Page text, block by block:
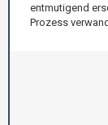
entmutigend
Prozess